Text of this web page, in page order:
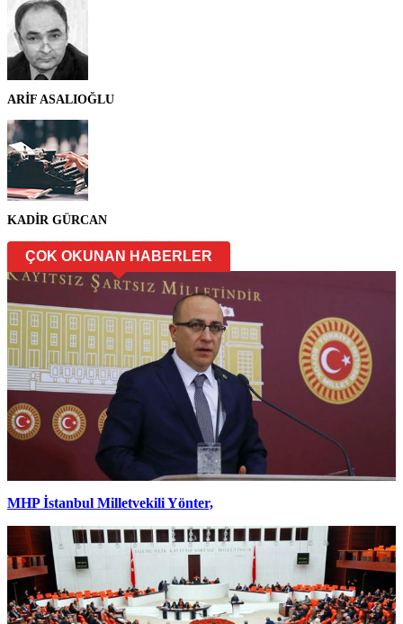
ARİF ASALIOĞLU
KADİR GÜRCAN
ÇOK OKUNAN HABERLER
MHP İstanbul Milletvekili Yönter,